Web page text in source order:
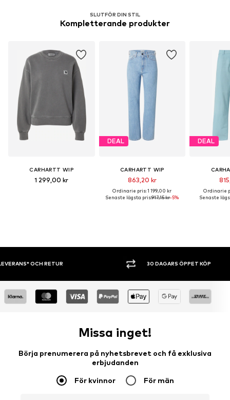
SLUTFÖR DIN STIL
Kompletterande produkter
CARHARTT WIP
1 299,00 kr
DEAL
CARHARTT WIP
863,20 kr
Ordinarie pris: 1 199,00 kr
Senaste lägsta pris:917,15 kr-5%
DEAL
Ordinarie
Senaste
30 DAGARS ÖPPET KÖP SHOPPA
Missa inget!
Börja prenumerera på nyhetsbrevet och få exklusiva
erbjudanden
För kvinnor För män